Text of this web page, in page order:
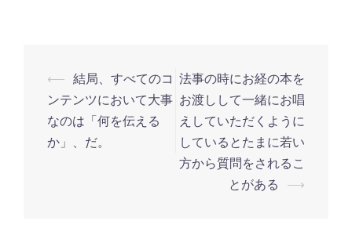
投
稿
ナ
⟵ 結局、すべてのコ
ンテンツにおいて大事
なのは「何を伝える
か」、だ。
法事の時にお経の本を
お渡しして一緒にお唱
えしていただくように
しているとたまに若い
方から質問をされるこ
とがある
⟶